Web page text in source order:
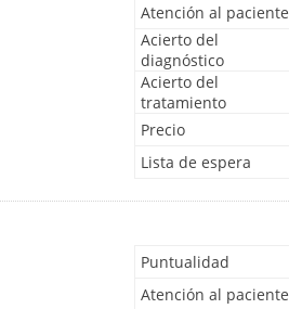
Atención al paciente
Acierto del
diagnóstico
Acierto del
tratamiento
Precio
Lista de espera
Puntualidad
Atención al paciente